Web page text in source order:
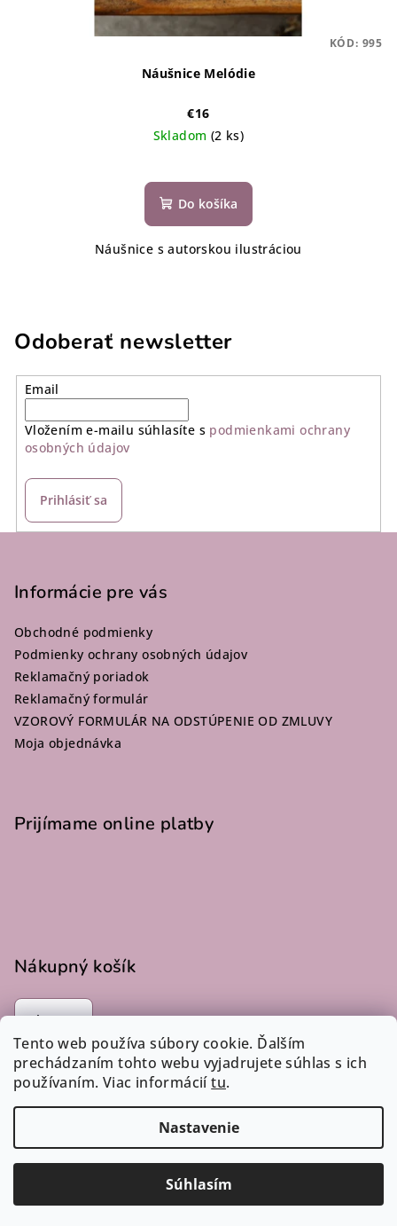
Tento web používa súbory cookie. Ďalším
prechádzaním tohto webu vyjadrujete súhlas s ich
používaním. Viac informáciítu.
Nastavenie
Súhlasím
Náušnice Melódie
€16
Skladom (2 ks)
Do košíka
Náušnice s autorskou ilustráciou
KÓD: 995
Odoberať newsletter
Email
Vložením e-mailu súhlasíte s podmienkami ochrany
osobných údajov
Prihlásiť sa
Informácie pre vás
Obchodné podmienky
Podmienky ochrany osobných údajov
Reklamačný poriadok
Reklamačný formulár
VZOROVÝ FORMULÁR NA ODSTÚPENIE OD ZMLUVY
Moja objednávka
Prijímame online platby
Nákupný košík
0ks /€0
Instagram
Copyright 2026LucLac. Všetky práva vyhradené.
Vytvoril Shoptet